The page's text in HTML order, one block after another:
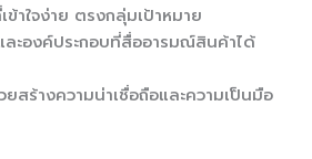
ข้าใจง่าย ตรงกลุ่มเป้าหมาย
ะองค์ประกอบที่สื่ออารมณ์สินค้าได้
สร้างความน่าเชื่อถือและความเป็นมือ